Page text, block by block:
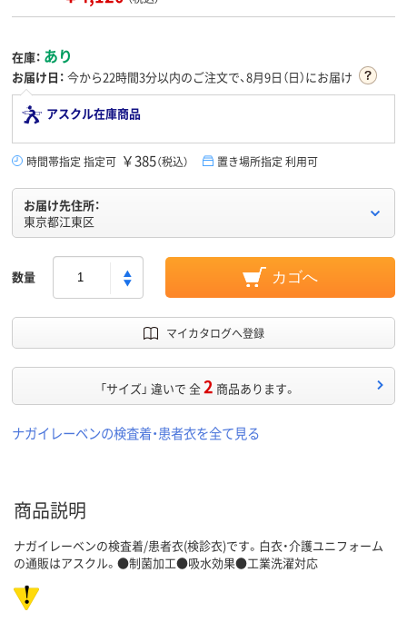
在庫： あり
お届け日： 今から22時間3分以内のご注文で、8月9日（日）にお届け
アスクル在庫商品
時間帯指定 指定可 ￥385（税込） 置き場所指定 利用可
お届け先住所：
東京都江東区
数量 カゴへ
マイカタログへ登録
「サイズ」 違いで 全2 商品あります。
ナガイレーベンの検査着・患者衣を全て見る
商品説明
ナガイレーベンの検査着/患者衣(検診衣)です。白衣・介護ユニフォーム
の通販はアスクル。●制菌加工●吸水効果●工業洗濯対応